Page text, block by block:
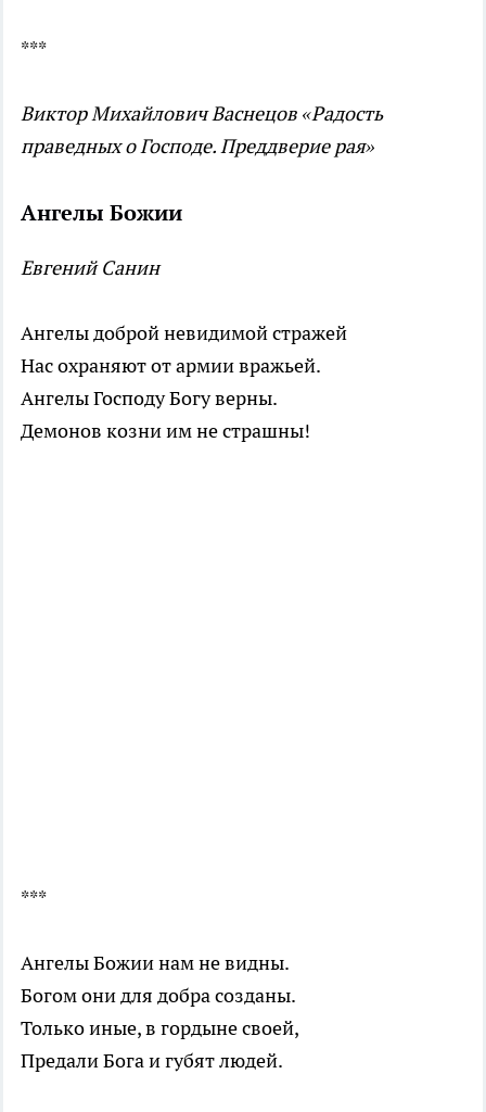
***
Виктор Михайлович Васнецов «Радость
праведных о Господе. Преддверие рая»
Ангелы Божии
Евгений Санин
Ангелы доброй невидимой стражей
Нас охраняют от армии вражьей.
Ангелы Господу Богу верны.
Демонов козни им не страшны!
***
Ангелы Божии нам не видны.
Богом они для добра созданы.
Только иные, в гордыне своей,
Предали Бога и губят людей.